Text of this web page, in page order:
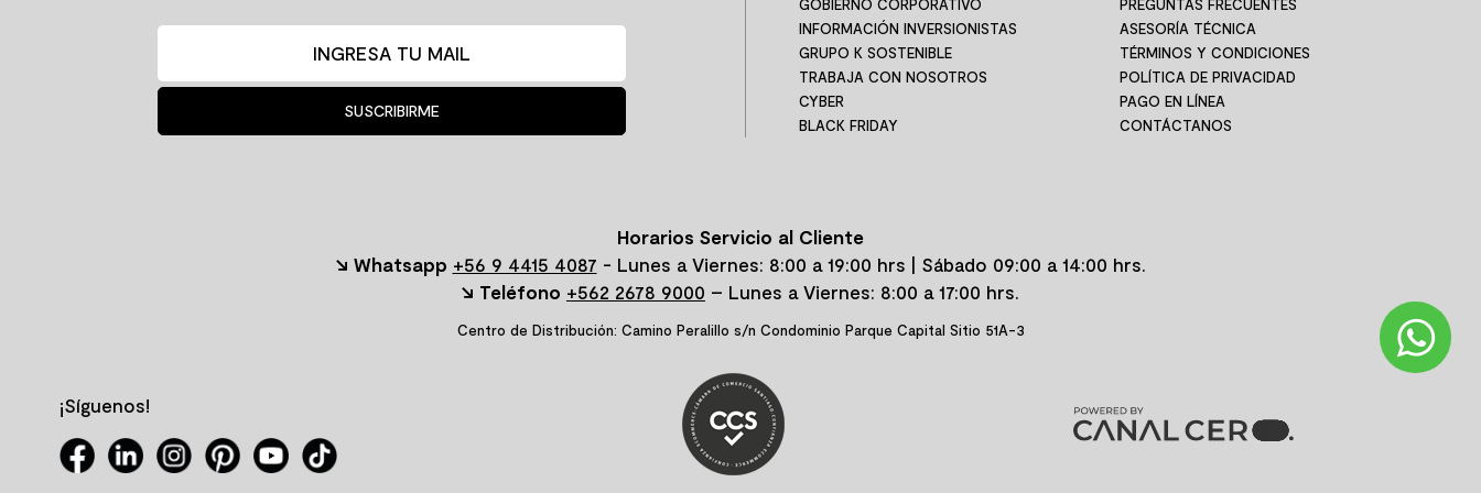
SUSCRIBIRME
GOBIERNO CORPORATIVO
INFORMACIÓN INVERSIONISTAS
GRUPO K SOSTENIBLE
TRABAJA CON NOSOTROS
CYBER
BLACK FRIDAY
PREGUNTAS FRECUENTES
ASESORÍA TÉCNICA
TÉRMINOS Y CONDICIONES
POLÍTICA DE PRIVACIDAD
PAGO EN LÍNEA
CONTÁCTANOS
Horarios Servicio al Cliente
↘ Whatsapp +56 9 4415 4087 - Lunes a Viernes: 8:00 a 19:00 hrs | Sábado 09:00 a 14:00 hrs.
↘ Teléfono +562 2678 9000 – Lunes a Viernes: 8:00 a 17:00 hrs.
Centro de Distribución: Camino Peralillo s/n Condominio Parque Capital Sitio 51A-3
¡Síguenos!